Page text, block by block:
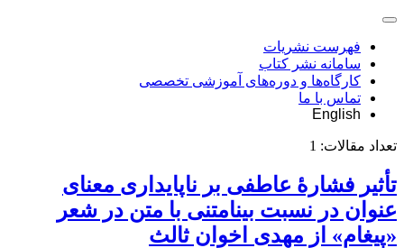
فهرست نشریات
سامانه نشر کتاب
کارگاه‌ها و دوره‌های آموزشی تخصصی
تماس با ما
English
تعداد مقالات: 1
تأثیر فشارۀ عاطفی بر ناپایداری معنای
عنوان در نسبت بینامتنی با متن در شعر
«پیغام» از مهدی اخوان ثالث